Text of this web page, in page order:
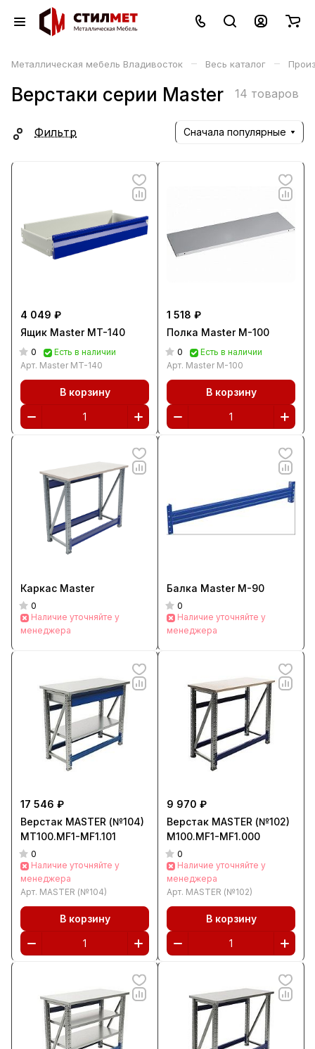
Металлическая мебель Владивосток – Весь каталог –
Верстаки серии Master 14 товаров
Фильтр Сначала популярные
4 049 ₽
Ящик Master MT-140
0
Есть в наличии
Арт. Master MT-140
В корзину
1 518 ₽
Полка Master М-100
0
Есть в наличии
Арт. Master М-100
В корзину
Каркас Master
0
Наличие уточняйте у
менеджера
Балка Master M-90
0
Наличие уточняйте у
менеджера
17 546 ₽
Верстак MASTER (№104)
MT100.MF1-MF1.101
0
Наличие уточняйте у
менеджера
Арт. MASTER (№104)
В корзину
9 970 ₽
Верстак MASTER (№102)
M100.MF1-MF1.000
0
Наличие уточняйте у
менеджера
Арт. MASTER (№102)
В корзину